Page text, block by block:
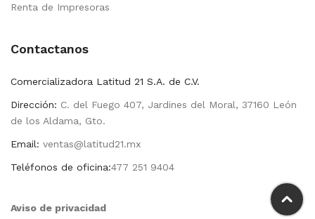
Renta de Impresoras
Contactanos
Comercializadora Latitud 21 S.A. de C.V.
Dirección: C. del Fuego 407, Jardines del Moral, 37160 León
de los Aldama, Gto.
Email: ventas@latitud21.mx
Teléfonos de oficina:477 251 9404
Aviso de privacidad